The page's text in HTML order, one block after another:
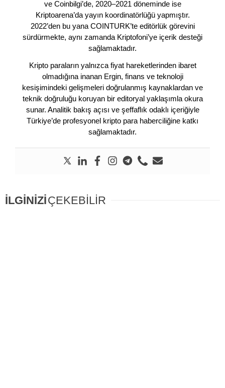
ve Coinbilgi’de, 2020–2021 döneminde ise
Kriptoarena’da yayın koordinatörlüğü yapmıştır.
2022’den bu yana COINTURK’te editörlük görevini
sürdürmekte, aynı zamanda Kriptofoni’ye içerik desteği
sağlamaktadır.
Kripto paraların yalnızca fiyat hareketlerinden ibaret
olmadığına inanan Ergin, finans ve teknoloji
kesişimindeki gelişmeleri doğrulanmış kaynaklardan ve
teknik doğruluğu koruyan bir editoryal yaklaşımla okura
sunar. Analitik bakış açısı ve şeffaflık odaklı içeriğiyle
Türkiye’de profesyonel kripto para haberciliğine katkı
sağlamaktadır.
İLGİNİZİÇEKEBİLİR